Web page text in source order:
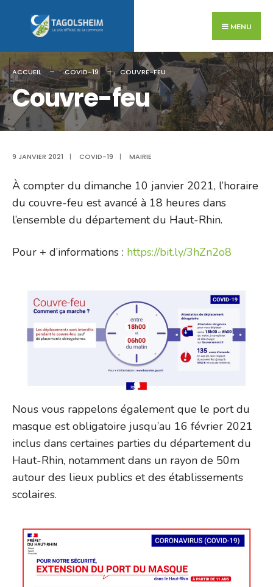
MENU
ACCUEIL COVID-19 COUVRE-FEU
Couvre-feu
9 JANVIER 2021 | COVID-19 | MAIRIE
À compter du dimanche 10 janvier 2021, l’horaire
du couvre-feu est avancé à 18 heures dans
l’ensemble du département du Haut-Rhin.
Pour + d’informations : https://bit.ly/3hZn2o8
Nous vous rappelons également que le port du
masque est obligatoire jusqu’au 16 février 2021
inclus dans certaines parties du département du
Haut-Rhin, notamment dans un rayon de 50m
autour des lieux publics et des établissements
scolaires.
for: